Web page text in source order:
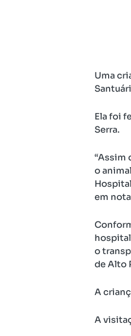
Uma
Ela foi
Serra.
“Assim
o
em
o
de Alto
A
A